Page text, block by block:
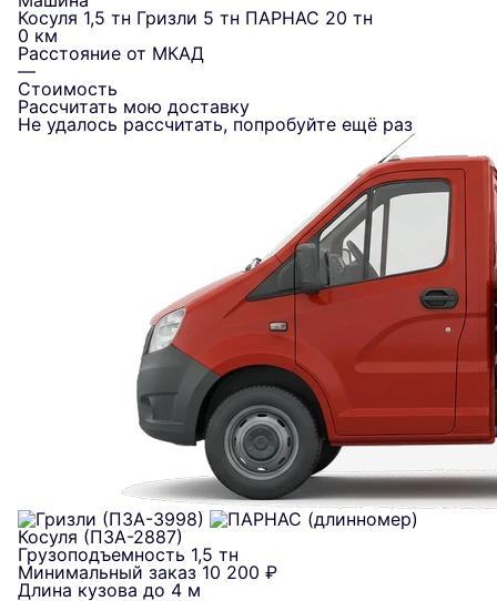
Косуля 1,5 тн Гризли 5 тн ПАРНАС 20 тн
0 км
Расстояние от МКАД
—
Стоимость
Рассчитать мою доставку
Не удалось рассчитать, попробуйте ещё раз
Косуля (ПЗА-2887)
Грузоподъемность 1,5 тн
Минимальный заказ 10 200 ₽
Длина кузова до 4 м